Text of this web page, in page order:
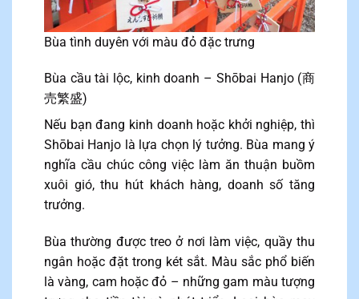
Bùa tình duyên với màu đỏ đặc trưng
Bùa cầu tài lộc, kinh doanh – Shōbai Hanjo (商
売繁盛)
Nếu bạn đang kinh doanh hoặc khởi nghiệp, thì
Shōbai Hanjo là lựa chọn lý tưởng. Bùa mang ý
nghĩa cầu chúc công việc làm ăn thuận buồm
xuôi gió, thu hút khách hàng, doanh số tăng
trưởng.
Bùa thường được treo ở nơi làm việc, quầy thu
ngân hoặc đặt trong két sắt. Màu sắc phổ biến
là vàng, cam hoặc đỏ – những gam màu tượng